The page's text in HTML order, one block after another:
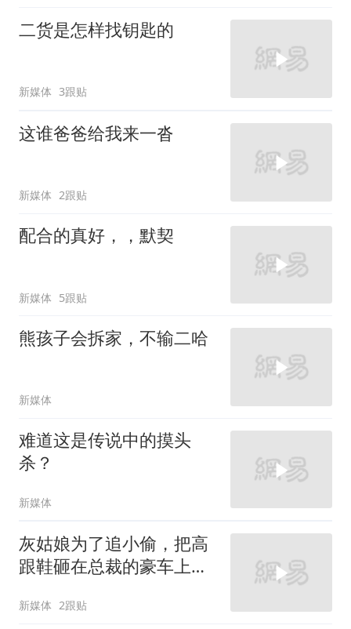
二货是怎样找钥匙的
新媒体 3跟贴
这谁爸爸给我来一沓
新媒体 2跟贴
配合的真好，，默契
新媒体 5跟贴
熊孩子会拆家，不输二哈
新媒体
难道这是传说中的摸头
杀？
新媒体
灰姑娘为了追小偷，把高
跟鞋砸在总裁的豪车上，
新媒体 2跟贴